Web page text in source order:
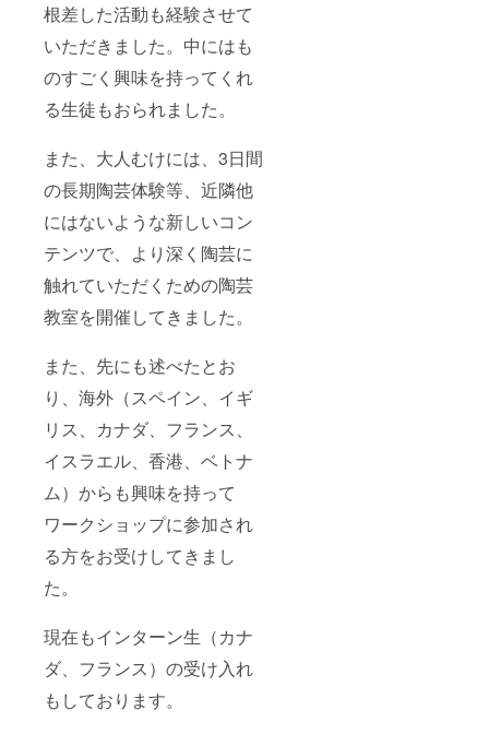
根差した活動も経験させて
いただきました。中にはも
のすごく興味を持ってくれ
る生徒もおられました。
また、大人むけには、3日間
の長期陶芸体験等、近隣他
にはないような新しいコン
テンツで、より深く陶芸に
触れていただくための陶芸
教室を開催してきました。
また、先にも述べたとお
り、海外（スペイン、イギ
リス、カナダ、フランス、
イスラエル、香港、ベトナ
ム）からも興味を持って
ワークショップに参加され
る方をお受けしてきまし
た。
現在もインターン生（カナ
ダ、フランス）の受け入れ
もしております。